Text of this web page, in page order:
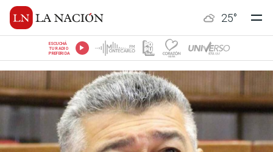
25°
ESCUCHÁ
TU RADIO
PREFERIDA